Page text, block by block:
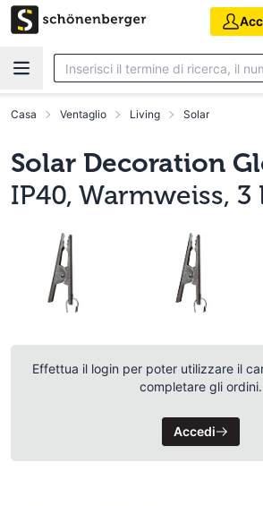
Vai al contenuto principale
Casa Ventaglio Living Solar
Solar Decoration
IP40, Warmweiss, 3
Effettua il login per poter utilizzare il
completare gli ordini.
Accedi